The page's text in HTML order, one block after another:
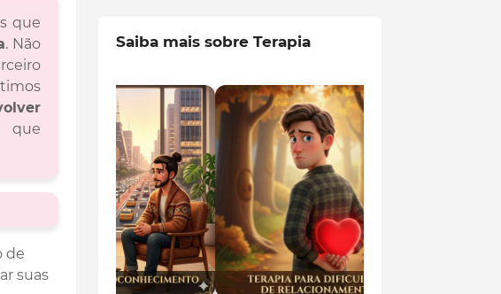
que
. Não
que
de
suas
Saiba mais sobre Terapia